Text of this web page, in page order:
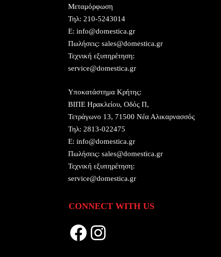
Μεταμόρφωση
Τηλ: 210-5243014
E: info@domestica.gr
Πωλήσεις: sales@domestica.gr
Τεχνική εξυπηρέτηση:
service@domestica.gr
Υποκατάστημα Κρήτης:
ΒΙΠΕ Ηρακλείου, Οδός Π,
Τετράγωνο 13, 71500 Νέα Αλικαρνασσός
Τηλ: 2813-022475
E: info@domestica.gr
Πωλήσεις: sales@domestica.gr
Τεχνική εξυπηρέτηση:
service@domestica.gr
CONNECT WITH US
FacebookInstagram